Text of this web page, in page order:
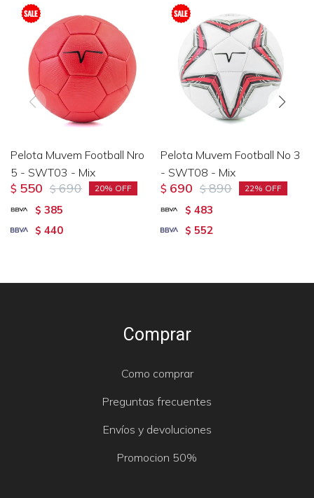
Pelota Muvem Football Nro
5 - SWT03 - Mix
$ 550 $ 690 20
$ 385
$ 440
Pelota Muvem Football No 3
- SWT08 - Mix
$ 690 $ 890 22
$ 483
$ 552
Comprar
Como comprar
Preguntas frecuentes
Envíos y devoluciones
Promocion 50%